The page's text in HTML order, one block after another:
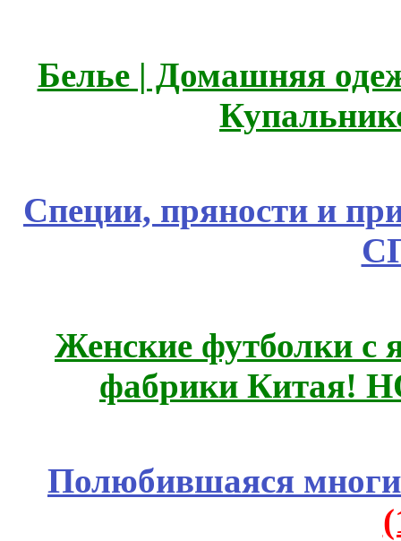
Белье | Домашняя
Специи, пряности и
Женские футболки с
фабрики Китая!
Полюбившаяся